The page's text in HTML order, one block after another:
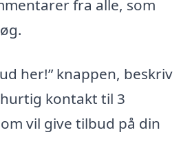
fra alle, som
her!” knappen, beskriv
kontakt til 3
vil give tilbud på din